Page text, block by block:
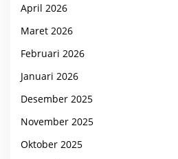
April 2026
Maret 2026
Februari 2026
Januari 2026
Desember 2025
November 2025
Oktober 2025